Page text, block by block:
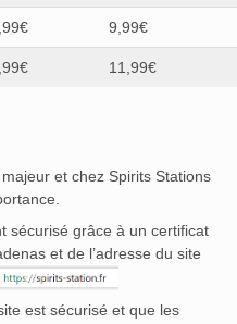
9,99€
11,99€
et chez Spirits Stations
sécurisé grâce à un certificat
et de l’adresse du site
est sécurisé et que les